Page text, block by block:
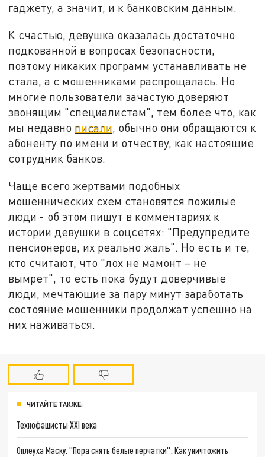
гаджету, а значит, и к банковским данным.
К счастью, девушка оказалась достаточно
подкованной в вопросах безопасности,
поэтому никаких программ устанавливать не
стала, а с мошенниками распрощалась. Но
многие пользователи зачастую доверяют
звонящим "специалистам", тем более что, как
мы недавно писали, обычно они обращаются к
абоненту по имени и отчеству, как настоящие
сотрудник банков.
Чаще всего жертвами подобных
мошеннических схем становятся пожилые
люди - об этом пишут в комментариях к
истории девушки в соцсетях: "Предупредите
пенсионеров, их реально жаль". Но есть и те,
кто считают, что "лох не мамонт – не
вымрет", то есть пока будут доверчивые
люди, мечтающие за пару минут заработать
состояние мошенники продолжат успешно на
них наживаться.
ЧИТАЙТЕ ТАКЖЕ:
Технофашисты XXI века
Оплеуха Маску. "Пора снять белые перчатки": Как уничтожить